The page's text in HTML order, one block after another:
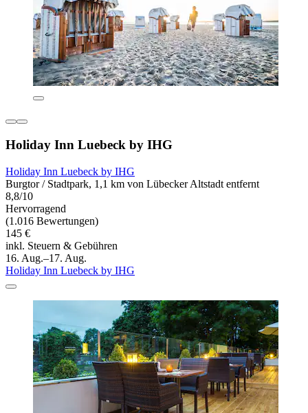
Holiday Inn Luebeck by IHG
Holiday Inn Luebeck by IHG
Burgtor / Stadtpark, 1,1 km von Lübecker Altstadt entfernt
8,8/10
Hervorragend
(1.016 Bewertungen)
145 €
inkl. Steuern & Gebühren
16. Aug.–17. Aug.
Holiday Inn Luebeck by IHG